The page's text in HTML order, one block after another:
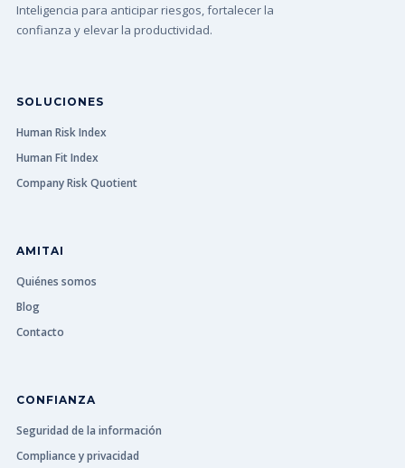
Inteligencia para anticipar riesgos, fortalecer la
confianza y elevar la productividad.
SOLUCIONES
Human Risk Index
Human Fit Index
Company Risk Quotient
AMITAI
Quiénes somos
Blog
Contacto
CONFIANZA
Seguridad de la información
Compliance y privacidad